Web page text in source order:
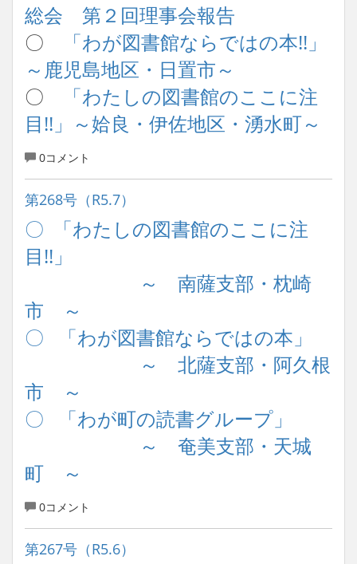
総会 第２回理事会報告
〇
「わが図書館ならではの本!!」
～鹿児島地区・日置市～
〇
「わたしの図書館のここに注
目!!」～姶良・伊佐地区・湧水町～
0コメント
第268号（R5.7）
〇 「わたしの図書館のここに注
目!!」
～ 南薩支部・枕崎
市 ～
〇 「わが図書館ならではの本」
～ 北薩支部・阿久根
市 ～
〇 「わが町の読書グループ」
～ 奄美支部・天城
町 ～
0コメント
第267号（R5.6）